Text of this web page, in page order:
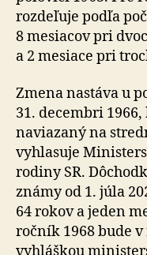
rozdeľuje podľa
8 mesiacov pri
a 2 mesiace pri
Zmena nastáva u
31. decembri
naviazaný na
vyhlasuje
rodiny SR.
známy od 1. júla
64 rokov a jeden
ročník 1968 bude